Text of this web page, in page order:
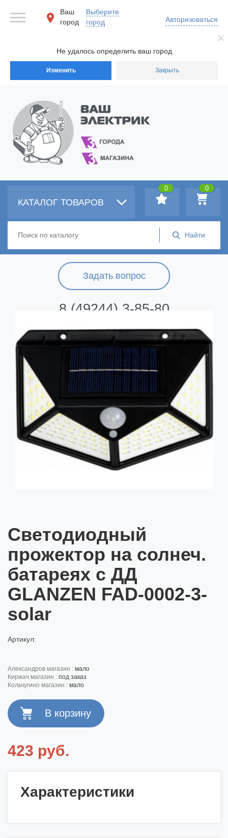
Не удалось определить ваш город
Изменить Закрыть
Ваш
город
Выберите
город
Авторизоваться
Задать вопрос
8 (49244) 3-85-80
КАТАЛОГ ТОВАРОВ
0
0
Cветодиодный
прожектор на солнеч.
батареях с ДД
GLANZEN FAD-0002-3-
solar
Артикул:
александров магазин : мало
киржач магазин : под заказ
кольчугино магазин : мало
423 руб.
Характеристики